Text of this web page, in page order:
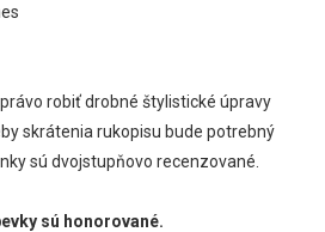
robiť drobné štylistické úpravy
skrátenia rukopisu bude potrebný
sú dvojstupňovo recenzované.
sú honorované.